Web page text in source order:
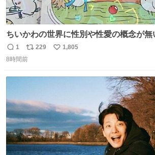
ちいかわの世界に性別や性愛の概念が
かわタロットでも恋人・女帝・女教皇あ
させないように描かれてるんだよね。か
返
信
1
リ
ポ
229
い
1,805
8時間前